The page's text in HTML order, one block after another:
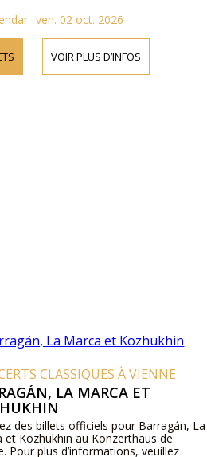
ven. 02 oct. 2026
VOIR PLUS D’INFOS
CLASSIQUES À VIENNE
LA MARCA ET
des billets officiels pour Barragán, La
et Kozhukhin au Konzerthaus de
Pour plus d’informations, veuillez